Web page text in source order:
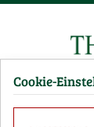
Cookie-